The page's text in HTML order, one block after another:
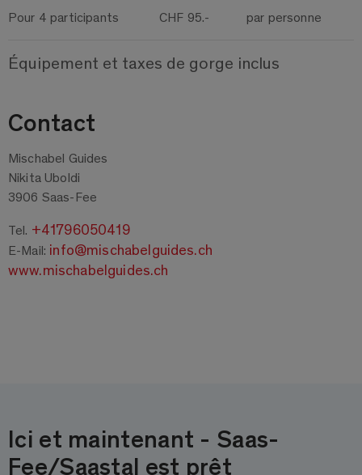
Équipement et taxes de gorge inclus
Pour 4 participants CHF 95.- par personne
Contact
Mischabel Guides
Nikita Uboldi
3906 Saas-Fee
Tel. +41796050419
E-Mail: info@mischabelguides.ch
www.mischabelguides.ch
Ici et maintenant - Saas-
Fee/Saastal est prêt